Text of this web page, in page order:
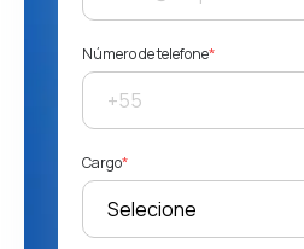
Número de telefone*
Cargo*